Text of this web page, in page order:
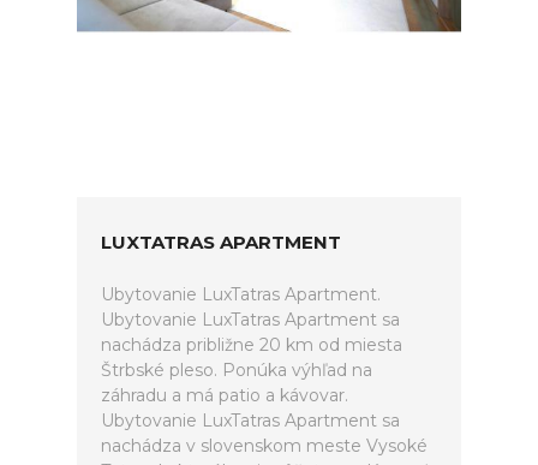
LUXTATRAS APARTMENT
Ubytovanie LuxTatras Apartment.
Ubytovanie LuxTatras Apartment sa
nachádza približne 20 km od miesta
Štrbské pleso. Ponúka výhľad na
záhradu a má patio a kávovar.
Ubytovanie LuxTatras Apartment sa
nachádza v slovenskom meste Vysoké